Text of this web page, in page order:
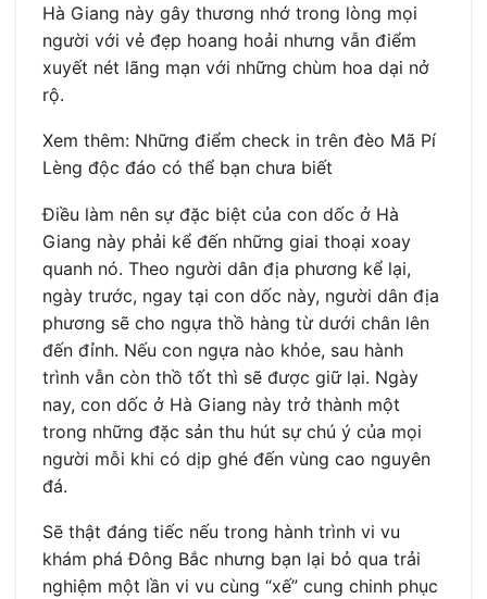
Hà Giang này gây thương nhớ trong lòng mọi
người với vẻ đẹp hoang hoải nhưng vẫn điểm
xuyết nét lãng mạn với những chùm hoa dại nở
rộ.
Xem thêm: Những điểm check in trên đèo Mã Pí
Lèng độc đáo có thể bạn chưa biết
Điều làm nên sự đặc biệt của con dốc ở Hà
Giang này phải kể đến những giai thoại xoay
quanh nó. Theo người dân địa phương kể lại,
ngày trước, ngay tại con dốc này, người dân địa
phương sẽ cho ngựa thồ hàng từ dưới chân lên
đến đỉnh. Nếu con ngựa nào khỏe, sau hành
trình vẫn còn thồ tốt thì sẽ được giữ lại. Ngày
nay, con dốc ở Hà Giang này trở thành một
trong những đặc sản thu hút sự chú ý của mọi
người mỗi khi có dịp ghé đến vùng cao nguyên
đá.
Sẽ thật đáng tiếc nếu trong hành trình vi vu
khám phá Đông Bắc nhưng bạn lại bỏ qua trải
nghiệm một lần vi vu cùng “xế” cung chinh phục